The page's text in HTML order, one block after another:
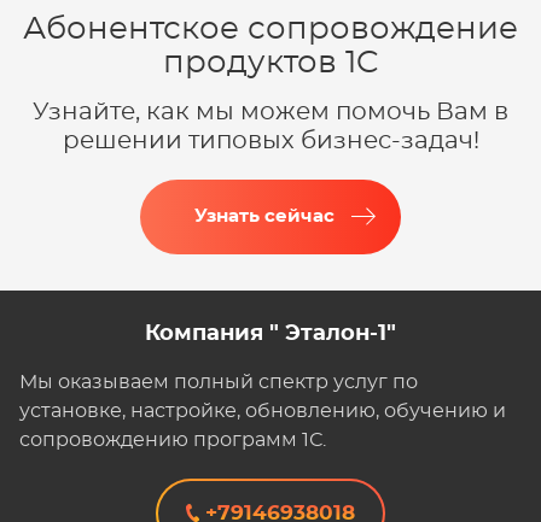
Абонентское сопровождение
продуктов 1C
Узнайте, как мы можем помочь Вам в
решении типовых бизнес-задач!
Узнать сейчас
Компания " Эталон-1"
Мы оказываем полный спектр услуг по
установке, настройке, обновлению, обучению и
сопровождению программ 1С.
+79146938018